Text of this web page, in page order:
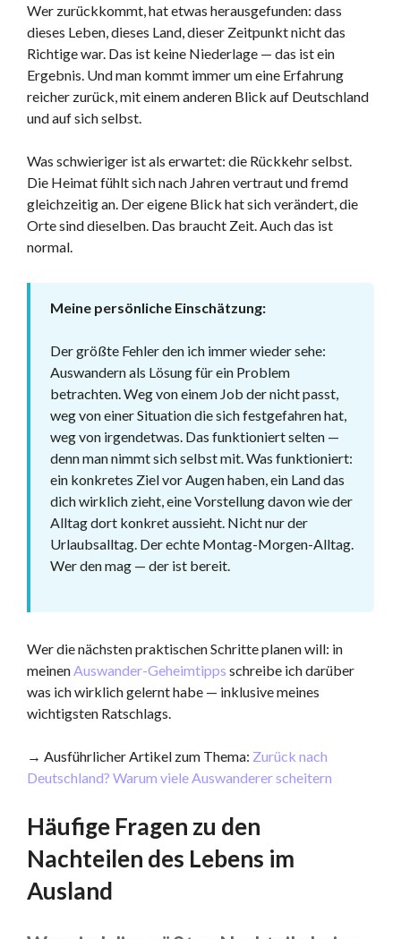
Wer zurückkommt, hat etwas herausgefunden: dass
dieses Leben, dieses Land, dieser Zeitpunkt nicht das
Richtige war. Das ist keine Niederlage — das ist ein
Ergebnis. Und man kommt immer um eine Erfahrung
reicher zurück, mit einem anderen Blick auf Deutschland
und auf sich selbst.
Was schwieriger ist als erwartet: die Rückkehr selbst.
Die Heimat fühlt sich nach Jahren vertraut und fremd
gleichzeitig an. Der eigene Blick hat sich verändert, die
Orte sind dieselben. Das braucht Zeit. Auch das ist
normal.
Meine persönliche Einschätzung:
Der größte Fehler den ich immer wieder sehe:
Auswandern als Lösung für ein Problem
betrachten. Weg von einem Job der nicht passt,
weg von einer Situation die sich festgefahren hat,
weg von irgendetwas. Das funktioniert selten —
denn man nimmt sich selbst mit. Was funktioniert:
ein konkretes Ziel vor Augen haben, ein Land das
dich wirklich zieht, eine Vorstellung davon wie der
Alltag dort konkret aussieht. Nicht nur der
Urlaubsalltag. Der echte Montag-Morgen-Alltag.
Wer den mag — der ist bereit.
Wer die nächsten praktischen Schritte planen will: in
meinenAuswander-Geheimtipps schreibe ich darüber
was ich wirklich gelernt habe — inklusive meines
wichtigsten Ratschlags.
→ Ausführlicher Artikel zum Thema: Zurück nach
Deutschland? Warum viele Auswanderer scheitern
Häufige Fragen zu den
Nachteilen des Lebens im
Ausland